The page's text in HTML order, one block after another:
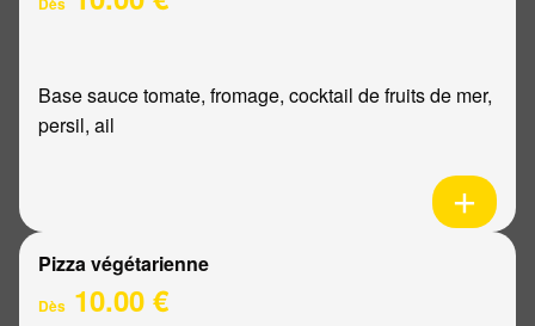
Base sauce tomate, fromage, cocktail de fruits de mer,
persil, ail
Pizza végétarienne
Dès 10.00 €